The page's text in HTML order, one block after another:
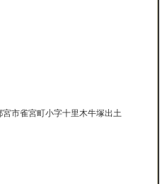
宮市雀宮町小字十里木牛塚出土